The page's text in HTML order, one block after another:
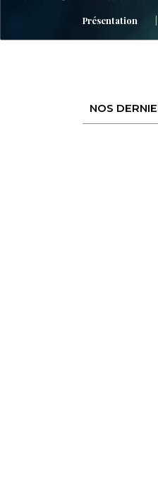
Présentation
NOS